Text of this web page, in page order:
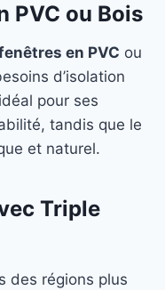
PVC ou Bois
en PVC ou
d’isolation
pour ses
tandis que le
et naturel.
Triple
des régions plus